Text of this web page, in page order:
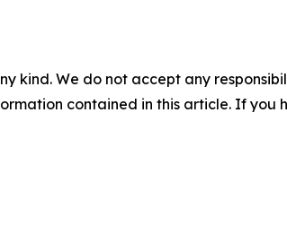
kind. We do not accept any
contained in this article. If you